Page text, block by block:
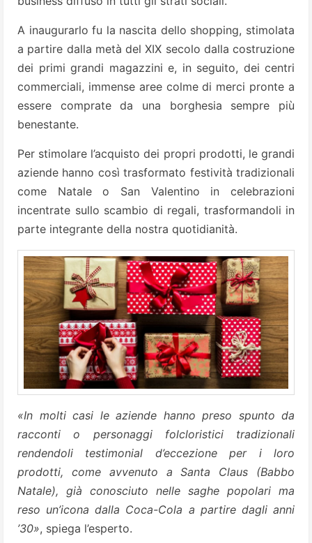
A inaugurarlo fu la nascita dello shopping, stimolata
a partire dalla metà del XIX secolo dalla costruzione
dei primi grandi magazzini e, in seguito, dei centri
commerciali, immense aree colme di merci pronte a
essere comprate da una borghesia sempre più
benestante.
Per stimolare l’acquisto dei propri prodotti, le grandi
aziende hanno così trasformato festività tradizionali
come Natale o San Valentino in celebrazioni
incentrate sullo scambio di regali, trasformandoli in
parte integrante della nostra quotidianità.
«In molti casi le aziende hanno preso spunto da
racconti o personaggi folcloristici tradizionali
rendendoli testimonial d’eccezione per i loro
prodotti, come avvenuto a Santa Claus (Babbo
Natale), già conosciuto nelle saghe popolari ma
reso un’icona dalla Coca-Cola a partire dagli anni
’30», spiega l’esperto.